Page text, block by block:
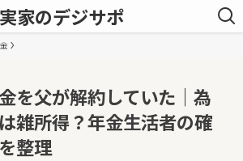
実家のデジサポ
を父が解約していた｜為
雑所得？年金生活者の確
整理